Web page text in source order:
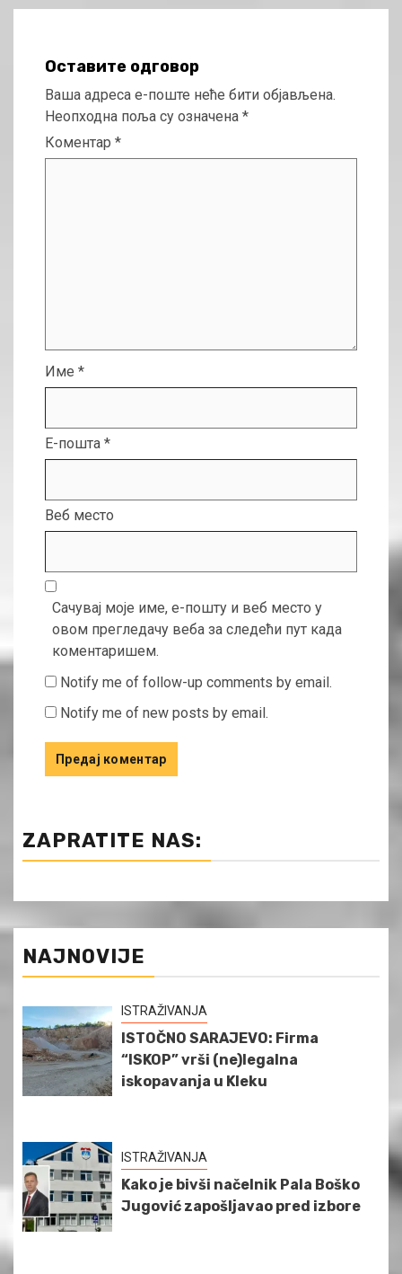
Оставите одговор
Ваша адреса е-поште неће бити објављена.
Неопходна поља су означена *
Коментар *
Име *
Е-пошта *
Веб место
Сачувај моје име, е-пошту и веб место у
овом прегледачу веба за следећи пут када
коментаришем.
Notify me of follow-up comments by email.
Notify me of new posts by email.
ZAPRATITE NAS:
NAJNOVIJE
ISTRAŽIVANJA
ISTOČNO SARAJEVO: Firma
“ISKOP” vrši (ne)legalna
iskopavanja u Kleku
ISTRAŽIVANJA
Kako je bivši načelnik Pala Boško
Jugović zapošljavao pred izbore